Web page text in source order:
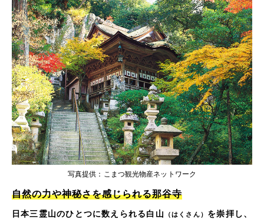
写真提供：こまつ観光物産ネットワーク
自然の力や神秘さを感じられる那谷寺
日本三霊山のひとつに数えられる白山 （はくさん） を崇拝し、